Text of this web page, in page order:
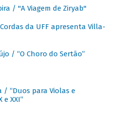
/ "A Viagem de Ziryab"
da UFF apresenta Villa-
/ “O Choro do Sertão”
/ “Duos para Violas e
XXI”